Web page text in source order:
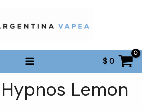
$0
Lemon